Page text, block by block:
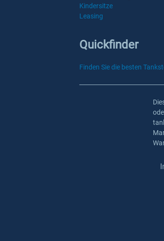
Kindersitze
Leasing
Quickfinder
Finden Sie die besten